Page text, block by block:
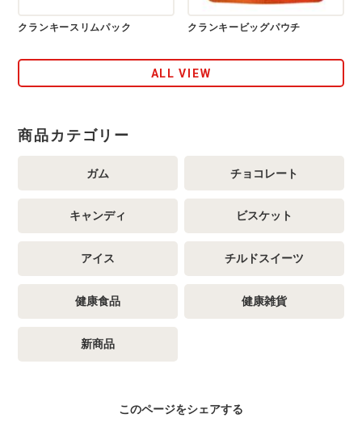
クランキースリムパック クランキービッグパウチ
ALL VIEW
商品カテゴリー
ガム チョコレート
キャンディ ビスケット
アイス チルドスイーツ
健康食品 健康雑貨
新商品
このページをシェアする